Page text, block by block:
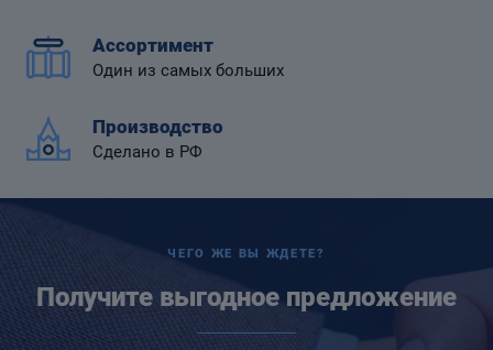
Ассортимент
Один из самых больших
Производство
Сделано в РФ
ЧЕГО ЖЕ ВЫ ЖДЕТЕ?
Получите выгодное предложение